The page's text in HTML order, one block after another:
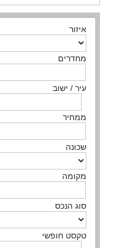
איזור
מחדרים
עיר / ישוב
ממחיר
שכונה
מקומה
סוג הנכס
טקסט חופשי